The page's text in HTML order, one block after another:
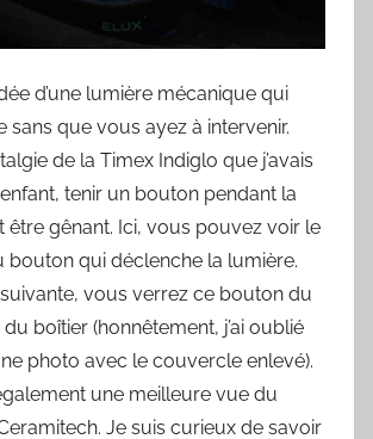
d’une lumière mécanique qui
sans que vous ayez à intervenir.
de la Timex Indiglo que j’avais
enfant, tenir un bouton pendant la
être gênant. Ici, vous pouvez voir le
bouton qui déclenche la lumière.
vous verrez ce bouton du
boîtier (honnêtement, j’ai oublié
photo avec le couvercle enlevé).
une meilleure vue du
Je suis curieux de savoir